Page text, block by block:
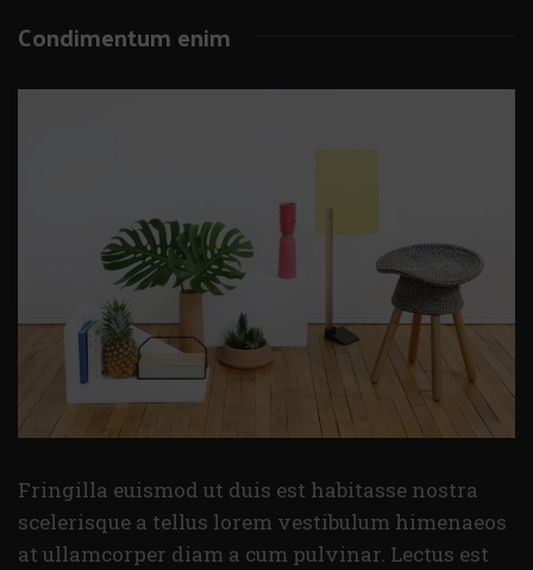
Condimentum enim
Fringilla euismod ut duis est habitasse nostra
scelerisque a tellus lorem vestibulum himenaeos
at ullamcorper diam a cum pulvinar. Lectus est